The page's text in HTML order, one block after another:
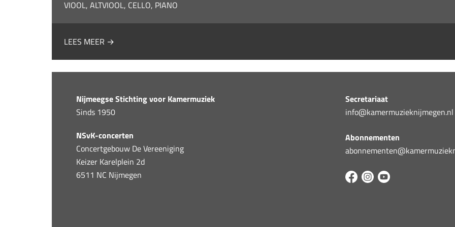
VIOOL, ALTVIOOL, CELLO, PIANO
LEES MEER →
Nijmeegse Stichting voor Kamermuziek
Sinds 1950
NSvK-concerten
Concertgebouw De Vereeniging
Keizer Karelplein 2d
6511 NC Nijmegen
Secretariaat
info@kamermuzieknijmegen.nl
Abonnementen